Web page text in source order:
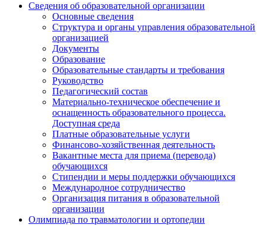
Сведения об образовательной организации
Основные сведения
Структура и органы управления образовательной
организацией
Документы
Образование
Образовательные стандарты и требования
Руководство
Педагогический состав
Материально-техническое обеспечение и
оснащенность образовательного процесса.
Доступная среда
Платные образовательные услуги
Финансово-хозяйственная деятельность
Вакантные места для приема (перевода)
обучающихся
Стипендии и меры поддержки обучающихся
Международное сотрудничество
Организация питания в образовательной
организации
Олимпиада по травматологии и ортопедии